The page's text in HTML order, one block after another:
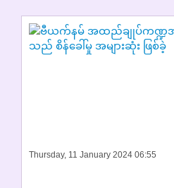
Thursday, 11 January 2024 06:55